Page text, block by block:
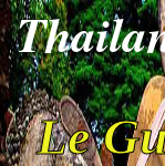
Le